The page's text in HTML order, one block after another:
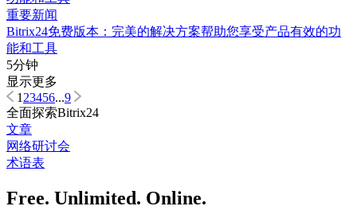
重要新闻
Bitrix24免费版本：完美的解决方案帮助您享受产品有效的功
能和工具
5分钟
显示更多
123456...9
全面探索Bitrix24
文章
网络研讨会
术语表
Free. Unlimited. Online.